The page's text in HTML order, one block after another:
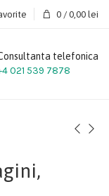
0 / 0,00 lei
telefonica
021 539 7878